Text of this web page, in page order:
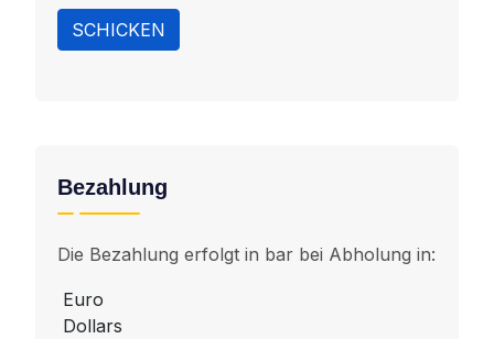
SCHICKEN
Bezahlung
Die Bezahlung erfolgt in bar bei Abholung in:
Euro
Dollars